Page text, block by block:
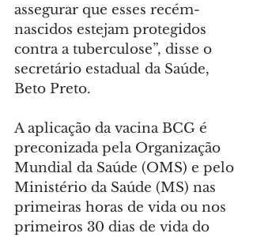
assegurar que esses recém-
nascidos estejam protegidos
contra a tuberculose”, disse o
secretário estadual da Saúde,
Beto Preto.
A aplicação da vacina BCG é
preconizada pela Organização
Mundial da Saúde (OMS) e pelo
Ministério da Saúde (MS) nas
primeiras horas de vida ou nos
primeiros 30 dias de vida do